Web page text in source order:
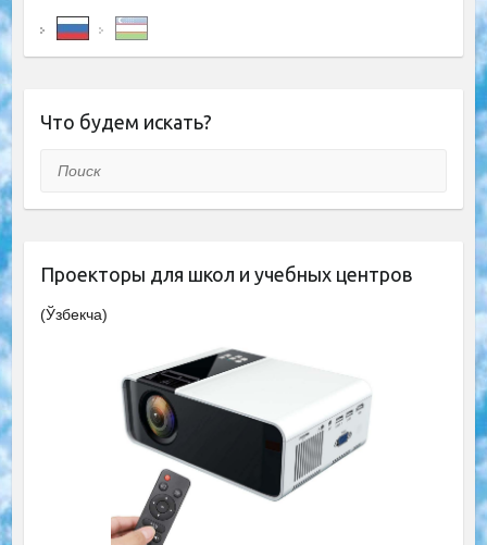
Что будем искать?
Поиск
Проекторы для школ и учебных центров
(Ўзбекча)